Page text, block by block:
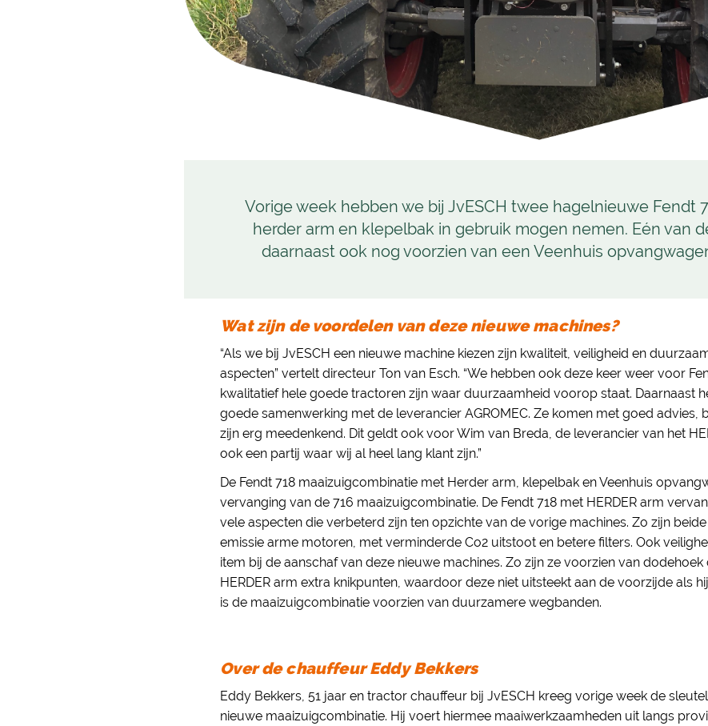
Vorige week hebben we bij JvESCH twee hagelnieuwe Fendt
herder arm en klepelbak in gebruik mogen nemen. Eén van
daarnaast ook nog voorzien van een Veenhuis
Wat zijn de voordelen van deze nieuwe machines?
“Als we bij JvESCH een nieuwe machine kiezen zijn kwaliteit, veiligheid en
aspecten” vertelt directeur Ton van Esch. “We hebben ook deze keer weer voor
kwalitatief hele goede tractoren zijn waar duurzaamheid voorop staat. Daarnaast
goede samenwerking met de leverancier AGROMEC. Ze komen met goed advies,
zijn erg meedenkend. Dit geldt ook voor Wim van Breda, de leverancier van het
ook een partij waar wij al heel lang klant zijn.”
De Fendt 718 maaizuigcombinatie met Herder arm, klepelbak en Veenhuis
vervanging van de 716 maaizuigcombinatie. De Fendt 718 met HERDER arm
vele aspecten die verbeterd zijn ten opzichte van de vorige machines. Zo zijn
emissie arme motoren, met verminderde Co2 uitstoot en betere filters. Ook
item bij de aanschaf van deze nieuwe machines. Zo zijn ze voorzien van dodehoek
HERDER arm extra knikpunten, waardoor deze niet uitsteekt aan de voorzijde als
is de maaizuigcombinatie voorzien van duurzamere wegbanden.
Over de chauffeur Eddy Bekkers
Eddy Bekkers, 51 jaar en tractor chauffeur bij JvESCH kreeg vorige week de
nieuwe maaizuigcombinatie. Hij voert hiermee maaiwerkzaamheden uit langs